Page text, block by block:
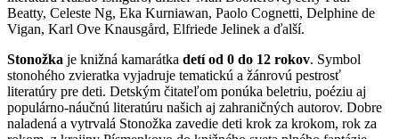
Beatty, Celeste Ng, Eka Kurniawan, Paolo Cognetti, Delphine de
Vigan, Karl Ove Knausgård, Elfriede Jelinek a ďalší.
Stonožka je knižná kamarátka detí od 0 do 12 rokov. Symbol
stonohého zvieratka vyjadruje tematickú a žánrovú pestrosť
literatúry pre deti. Detským čitateľom ponúka beletriu, poéziu aj
populárno-náučnú literatúru našich aj zahraničných autorov. Dobre
naladená a vytrvalá Stonožka zavedie deti krok za krokom, rok za